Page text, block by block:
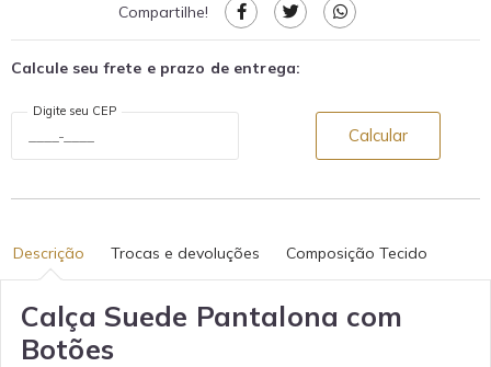
Compartilhe!
Calcule seu frete e prazo de entrega:
Digite seu CEP
Calcular
Descrição Trocas e devoluções Composição Tecido
Calça Suede Pantalona com
Botões